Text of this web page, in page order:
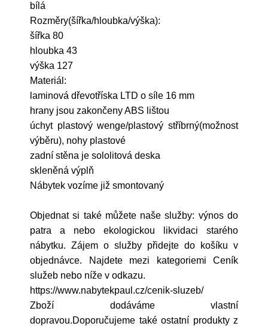
bílá
Rozměry(šířka/hloubka/výška):
šířka 80
hloubka 43
výška 127
Materiál:
laminová dřevotříska LTD o síle 16 mm
hrany jsou zakončeny ABS lištou
úchyt plastový wenge/plastový stříbrný(možnost
výběru), nohy plastové
zadní stěna je sololitová deska
skleněná výplň
Nábytek vozíme již smontovaný
Objednat si také můžete naše služby: výnos do
patra a nebo ekologickou likvidaci starého
nábytku. Zájem o služby přidejte do košíku v
objednávce. Najdete mezi kategoriemi Ceník
služeb nebo níže v odkazu.
https://www.nabytekpaul.cz/cenik-sluzeb/
Zboží dodáváme vlastní
dopravou.Doporučujeme také ostatní produkty z